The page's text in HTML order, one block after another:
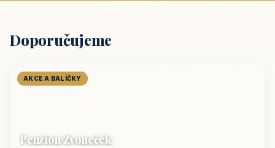
Doporučujeme
AKCE A BALÍČKY
Penzion Zvoneček